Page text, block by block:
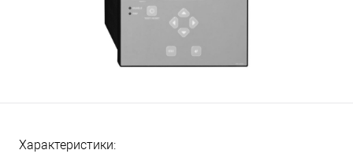
Характеристики: